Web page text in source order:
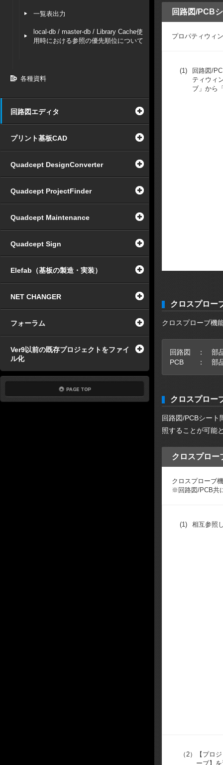
一覧表出力
local-db / master-db / Library Cache使
用時における参照の優先順位について
各種資料
回路図エディタ
プリント基板CAD
Quadcept DesignConverter
Quadcept ProjectFinder
Quadcept Maintenance
Quadcept Sign
Elefab（基板の製造・実装）
NET CHANGER
フォーラム
Ver9以前の既存プロジェクトをファイ
ル化
回路図/PCB
プロパティウィ
(1)
回路図/
ティウィ
ブ」から
クロスプロー
クロスプローブ機
回路図 ： 部
PCB ： 部品
クロスプロー
回路図/PCBシート
照することが可能
クロスプロー
クロスプローブ
※回路図/PCB共
(1) 相互参照
（2）
【プロ
ーブ】